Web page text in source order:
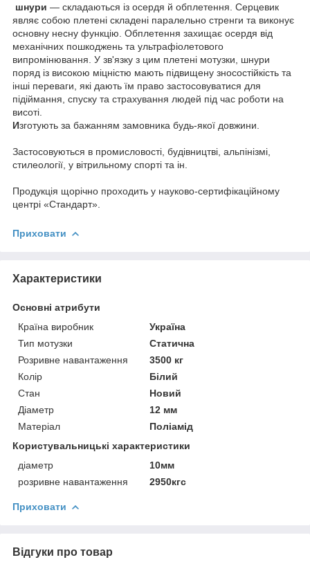
шнури — складаються із осердя й обплетення. Серцевик
являє собою плетені складені паралельно стренги та виконує
основну несну функцію. Обплетення захищає осердя від
механічних пошкоджень та ультрафіолетового
випромінювання. У зв'язку з цим плетені мотузки, шнури
поряд із високою міцністю мають підвищену зносостійкість та
інші переваги, які дають їм право застосовуватися для
підіймання, спуску та страхування людей під час роботи на
висоті.
Изготують за бажанням замовника будь-якої довжини.
Застосовуються в промисловості, будівництві, альпінізмі,
стилеології, у вітрильному спорті та ін.
Продукція щорічно проходить у науково-сертифікаційному
центрі «Стандарт».
Приховати
Характеристики
Основні атрибути
Країна виробник
Україна
Тип мотузки
Статична
Розривне навантаження
3500 кг
Колір
Білий
Стан
Новий
Діаметр
12 мм
Матеріал
Поліамід
Користувальницькі характеристики
діаметр
10мм
розривне навантаження
2950кгс
Приховати
Відгуки про товар